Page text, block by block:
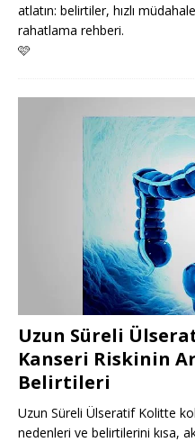
atlatın: belirtiler, hızlı
rahatlama rehberi.
🩷
Uzun Süreli
Kanseri Riskinin
Belirtileri
Uzun Süreli Ülseratif Kolitte
nedenleri ve belirtilerini kısa,